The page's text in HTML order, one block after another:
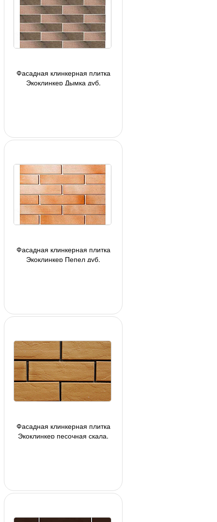
Фасадная клинкерная плитка
Экоклинкер Дымка дуб,
Фасадная клинкерная плитка
Экоклинкер Пепел дуб,
Фасадная клинкерная плитка
Экоклинкер песочная скала,